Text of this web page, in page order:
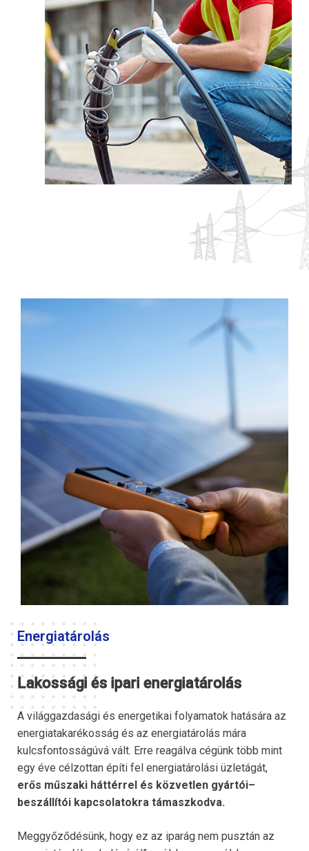
Energiatárolás
Lakossági és ipari energiatárolás
A világgazdasági és energetikai folyamatok hatására az
energiatakarékosság és az energiatárolás mára
kulcsfontosságúvá vált. Erre reagálva cégünk több mint
egy éve célzottan építi fel energiatárolási üzletágát,
erős műszaki háttérrel és közvetlen gyártói–
beszállítói kapcsolatokra támaszkodva.
Meggyőződésünk, hogy ez az iparág nem pusztán az